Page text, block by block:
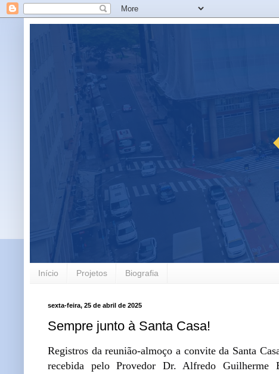
Início Projetos Biografia
sexta-feira, 25 de abril de 2025
Sempre junto à Santa Casa!
Registros da reunião-almoço a convite da Santa
recebida pelo Provedor Dr. Alfredo